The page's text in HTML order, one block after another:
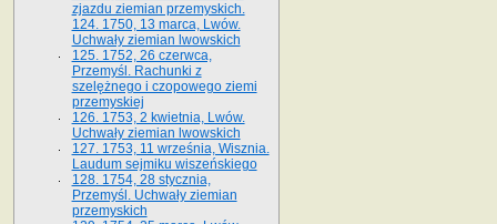
zjazdu ziemian przemyskich.
124. 1750, 13 marca, Lwów.
Uchwały ziemian lwowskich
125. 1752, 26 czerwca,
Przemyśl. Rachunki z
szelężnego i czopowego ziemi
przemyskiej
126. 1753, 2 kwietnia, Lwów.
Uchwały ziemian lwowskich
127. 1753, 11 września, Wisznia.
Laudum sejmiku wiszeńskiego
128. 1754, 28 stycznia,
Przemyśl. Uchwały ziemian
przemyskich